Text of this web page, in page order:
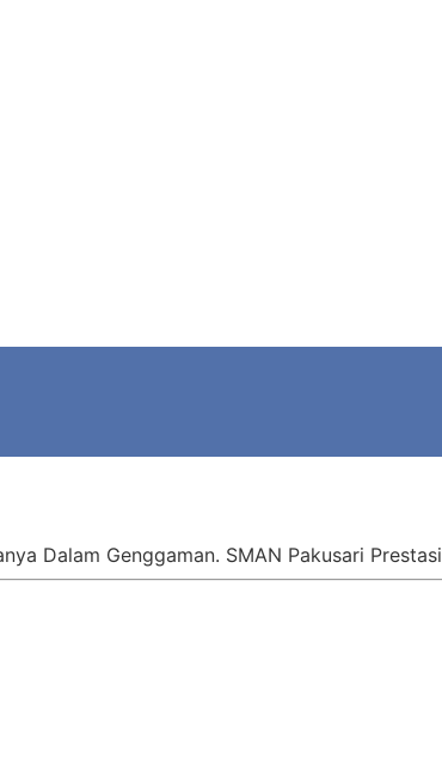
Dalam Genggaman. SMAN Pakusari Prestasi